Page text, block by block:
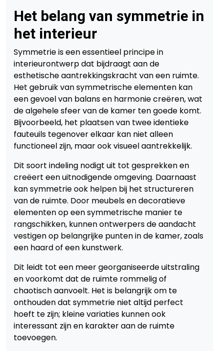
Het belang van symmetrie in
het interieur
Symmetrie is een essentieel principe in
interieurontwerp dat bijdraagt aan de
esthetische aantrekkingskracht van een ruimte.
Het gebruik van symmetrische elementen kan
een gevoel van balans en harmonie creëren, wat
de algehele sfeer van de kamer ten goede komt.
Bijvoorbeeld, het plaatsen van twee identieke
fauteuils tegenover elkaar kan niet alleen
functioneel zijn, maar ook visueel aantrekkelijk.
Dit soort indeling nodigt uit tot gesprekken en
creëert een uitnodigende omgeving. Daarnaast
kan symmetrie ook helpen bij het structureren
van de ruimte. Door meubels en decoratieve
elementen op een symmetrische manier te
rangschikken, kunnen ontwerpers de aandacht
vestigen op belangrijke punten in de kamer, zoals
een haard of een kunstwerk.
Dit leidt tot een meer georganiseerde uitstraling
en voorkomt dat de ruimte rommelig of
chaotisch aanvoelt. Het is belangrijk om te
onthouden dat symmetrie niet altijd perfect
hoeft te zijn; kleine variaties kunnen ook
interessant zijn en karakter aan de ruimte
toevoegen.